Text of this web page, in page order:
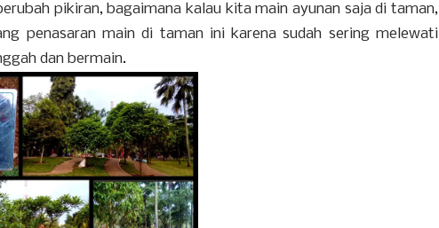
pikiran, bagaimana kalau kita main ayunan saja di taman,
penasaran main di taman ini karena sudah sering melewati
dan bermain.